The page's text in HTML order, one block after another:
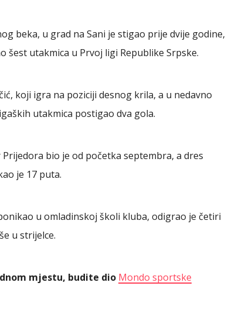
beka, u grad na Sani je stigao prije dvije godine,
šest utakmica u Prvoj ligi Republike Srpske.
koji igra na poziciji desnog krila, a u nedavno
utakmica postigao dva gola.
bio je od početka septembra, a dres
je 17 puta.
u omladinskoj školi kluba, odigrao je četiri
u strijelce.
mjestu, budite dio Mondo sportske